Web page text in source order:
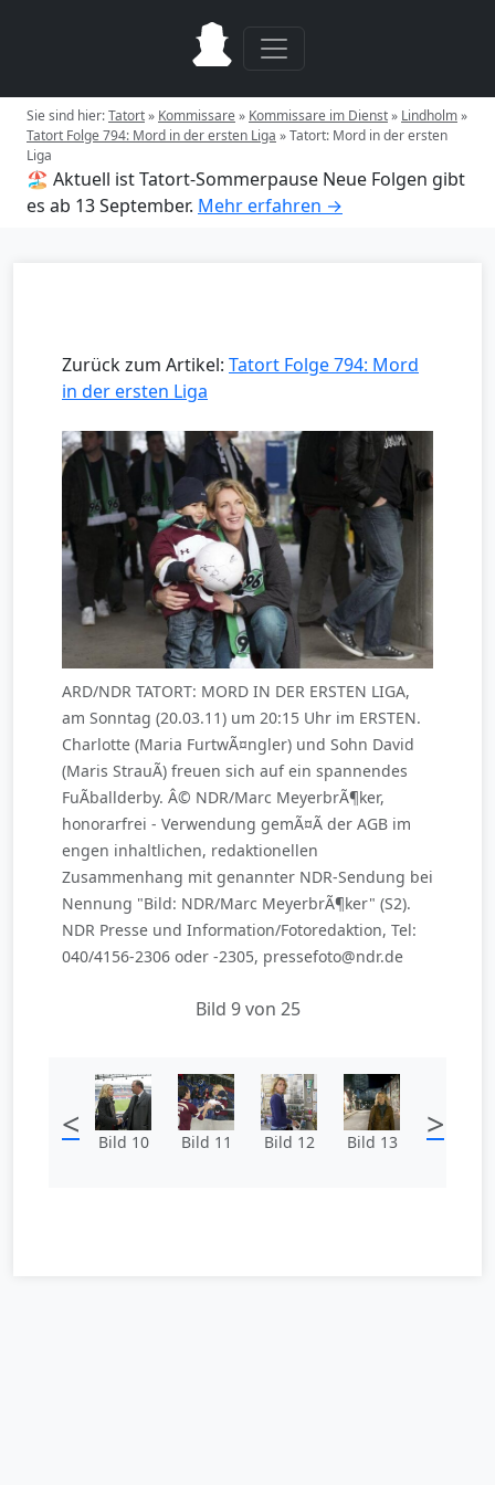
Sie sind hier:Tatort» Kommissare» Kommissare im Dienst» Lindholm»
Tatort Folge 794: Mord in der ersten Liga »Tatort: Mord in der ersten
Liga
🏖️ Aktuell ist Tatort-Sommerpause Neue Folgen gibt
es ab 13 September. Mehr erfahren →
Zurück zum Artikel: Tatort Folge 794: Mord
in der ersten Liga
ARD/NDR TATORT: MORD IN DER ERSTEN LIGA,
am Sonntag (20.03.11) um 20:15 Uhr im ERSTEN.
Charlotte (Maria FurtwÃ¤ngler) und Sohn David
(Maris StrauÃ) freuen sich auf ein spannendes
FuÃballderby. Â© NDR/Marc MeyerbrÃ¶ker,
honorarfrei - Verwendung gemÃ¤Ã der AGB im
engen inhaltlichen, redaktionellen
Zusammenhang mit genannter NDR-Sendung bei
Nennung "Bild: NDR/Marc MeyerbrÃ¶ker" (S2).
NDR Presse und Information/Fotoredaktion, Tel:
040/4156-2306 oder -2305, pressefoto@ndr.de
Bild 9 von 25
< Bild 10 Bild 11 Bild 12 Bild 13 >